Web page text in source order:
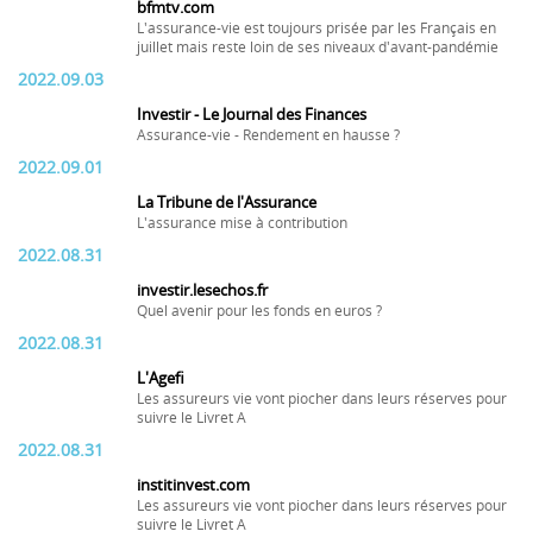
bfmtv.com
L'assurance-vie est toujours prisée par les Français en
juillet mais reste loin de ses niveaux d'avant-pandémie
2022.09.03
Investir - Le Journal des Finances
Assurance-vie - Rendement en hausse ?
2022.09.01
La Tribune de l'Assurance
L'assurance mise à contribution
2022.08.31
investir.lesechos.fr
Quel avenir pour les fonds en euros ?
2022.08.31
L'Agefi
Les assureurs vie vont piocher dans leurs réserves pour
suivre le Livret A
2022.08.31
institinvest.com
Les assureurs vie vont piocher dans leurs réserves pour
suivre le Livret A